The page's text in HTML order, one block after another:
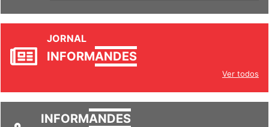
JORNAL
INFORMANDES
Ver todos
INFORMANDES